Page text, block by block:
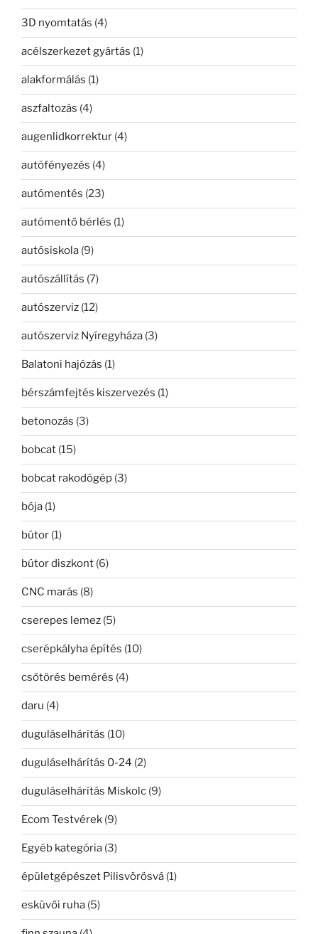
3D nyomtatás (4)
acélszerkezet gyártás (1)
alakformálás (1)
aszfaltozás (4)
augenlidkorrektur (4)
autófényezés (4)
autómentés (23)
autómentő bérlés (1)
autósiskola (9)
autószállítás (7)
autószerviz (12)
autószerviz Nyíregyháza (3)
Balatoni hajózás (1)
bérszámfejtés kiszervezés (1)
betonozás (3)
bobcat (15)
bobcat rakodógép (3)
bója (1)
bútor (1)
bútor diszkont (6)
CNC marás (8)
cserepes lemez (5)
cserépkályha építés (10)
csőtörés bemérés (4)
daru (4)
duguláselhárítás (10)
duguláselhárítás 0-24 (2)
duguláselhárítás Miskolc (9)
Ecom Testvérek (9)
Egyéb kategória (3)
épületgépészet Pilisvörösvá (1)
esküvői ruha (5)